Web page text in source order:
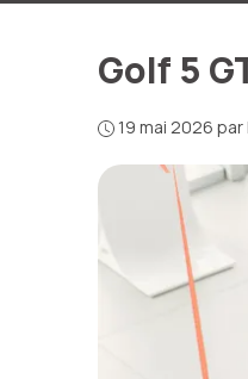
Golf 5
19 mai 2026 par